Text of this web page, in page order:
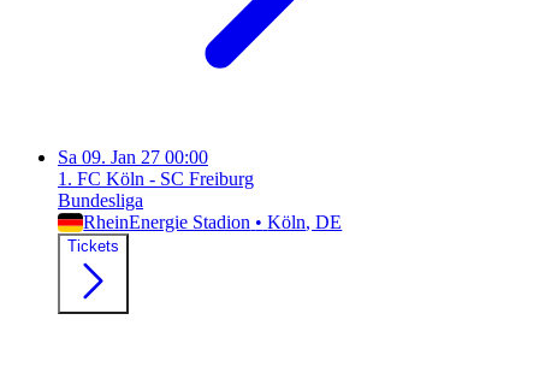
Sa 09. Jan 27 00:00
1. FC Köln - SC Freiburg
Bundesliga
RheinEnergie Stadion • Köln, DE
Tickets